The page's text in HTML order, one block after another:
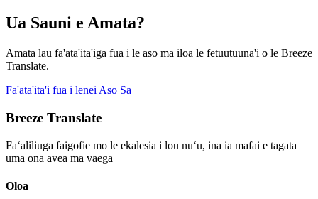
Ua Sauni e Amata?
Amata lau fa'ata'ita'iga fua i le asō ma iloa le fetuutuuna'i o le Breeze
Translate.
Fa'ata'ita'i fua i lenei Aso Sa
Breeze Translate
Faʻaliliuga faigofie mo le ekalesia i lou nuʻu, ina ia mafai e tagata
uma ona avea ma vaega
Oloa